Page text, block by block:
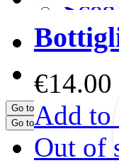
Go to...
Go to...
€14.00
Add to
Out of